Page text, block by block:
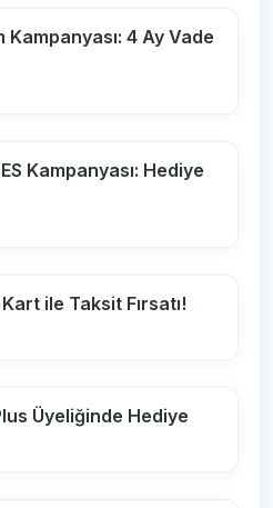
4 Ay Vade
Kampanyası: Hediye
ile Taksit Fırsatı!
Üyeliğinde Hediye